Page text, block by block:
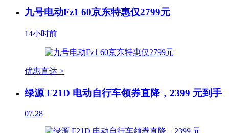
九号电动Fz1 60京东特惠仅2799元
14小时前
优惠直达 >
绿源 F21D 电动自行车领券直降，2399 元到手
07.28